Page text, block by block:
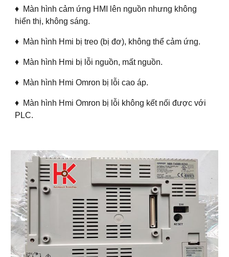
♦ Màn hình cảm ứng HMI lên nguồn nhưng không
hiển thị, không sáng.
♦ Màn hình Hmi bị treo (bị đơ), không thể cảm ứng.
♦ Màn hình Hmi bị lỗi nguồn, mất nguồn.
♦ Màn hình Hmi Omron bị lỗi cao áp.
♦ Màn hình Hmi Omron bị lỗi không kết nối được với
PLC.